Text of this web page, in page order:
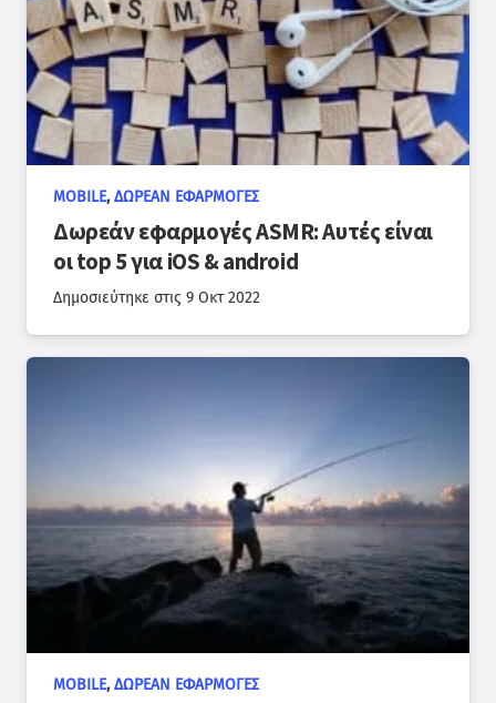
MOBILE,ΔΩΡΕΆΝ ΕΦΑΡΜΟΓΈΣ
Δωρεάν εφαρμογές ASMR: Αυτές είναι
οι top 5 για iOS & android
Δημοσιεύτηκε στις 9 Οκτ 2022
MOBILE,ΔΩΡΕΆΝ ΕΦΑΡΜΟΓΈΣ